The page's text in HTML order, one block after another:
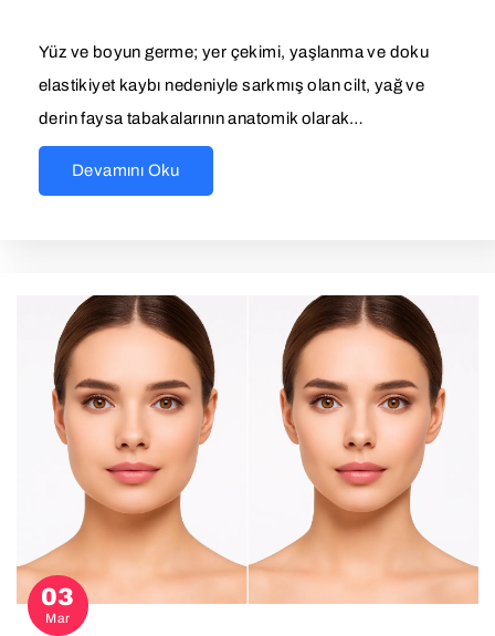
Yüz ve boyun germe; yer çekimi, yaşlanma ve doku
elastikiyet kaybı nedeniyle sarkmış olan cilt, yağ ve
derin faysa tabakalarının anatomik olarak…
Devamını Oku
03
Mar